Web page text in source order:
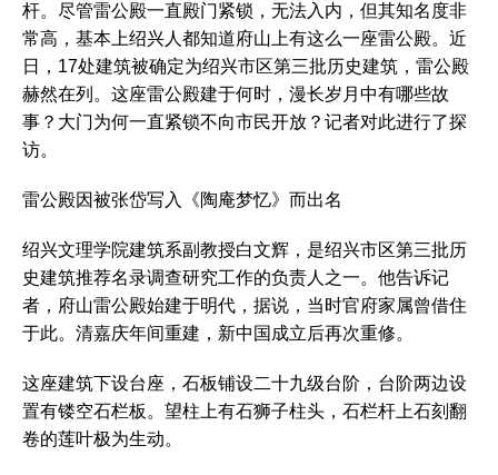
杆。尽管雷公殿一直殿门紧锁，无法入内，但其知名度非
常高，基本上绍兴人都知道府山上有这么一座雷公殿。近
日，17处建筑被确定为绍兴市区第三批历史建筑，雷公殿
赫然在列。这座雷公殿建于何时，漫长岁月中有哪些故
事？大门为何一直紧锁不向市民开放？记者对此进行了探
访。
雷公殿因被张岱写入《陶庵梦忆》而出名
绍兴文理学院建筑系副教授白文辉，是绍兴市区第三批历
史建筑推荐名录调查研究工作的负责人之一。他告诉记
者，府山雷公殿始建于明代，据说，当时官府家属曾借住
于此。清嘉庆年间重建，新中国成立后再次重修。
这座建筑下设台座，石板铺设二十九级台阶，台阶两边设
置有镂空石栏板。望柱上有石狮子柱头，石栏杆上石刻翻
卷的莲叶极为生动。